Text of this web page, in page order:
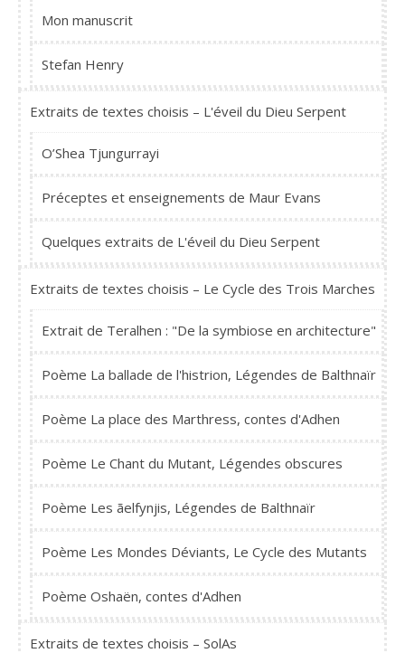
Mon manuscrit
Stefan Henry
Extraits de textes choisis – L'éveil du Dieu Serpent
O’Shea Tjungurrayi
Préceptes et enseignements de Maur Evans
Quelques extraits de L'éveil du Dieu Serpent
Extraits de textes choisis – Le Cycle des Trois Marches
Extrait de Teralhen : "De la symbiose en architecture"
Poème La ballade de l'histrion, Légendes de Balthnaïr
Poème La place des Marthress, contes d'Adhen
Poème Le Chant du Mutant, Légendes obscures
Poème Les ãelfynjis, Légendes de Balthnaïr
Poème Les Mondes Déviants, Le Cycle des Mutants
Poème Oshaën, contes d'Adhen
Extraits de textes choisis – SolAs